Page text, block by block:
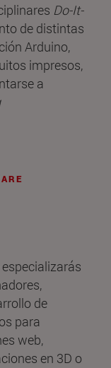
Do-It-
de distintas
Arduino,
impresos,
a
de
para
web,
en 3D o